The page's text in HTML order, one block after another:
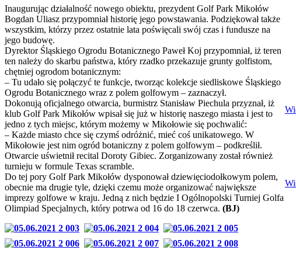
Inaugurując działalność nowego obiektu, prezydent Golf Park Mikołów
Bogdan Uliasz przypomniał historię jego powstawania. Podziękował także
wszystkim, którzy przez ostatnie lata poświęcali swój czas i fundusze na
jego budowę.
Dyrektor Śląskiego Ogrodu Botanicznego Paweł Koj przypomniał, iż teren
ten należy do skarbu państwa, który rzadko przekazuje grunty golfistom,
chętniej ogrodom botanicznym:
– Tu udało się połączyć te funkcje, tworząc kolekcje siedliskowe Śląskiego
Ogrodu Botanicznego wraz z polem golfowym – zaznaczył.
Dokonują oficjalnego otwarcia, burmistrz Stanisław Piechula przyznał, iż
klub Golf Park Mikołów wpisał się już w historię naszego miasta i jest to
jedno z tych miejsc, którym możemy w Mikołowie się pochwalić:
– Każde miasto chce się czymś odróżnić, mieć coś unikatowego. W
Mikołowie jest nim ogród botaniczny z polem golfowym – podkreślił.
Otwarcie uświetnił recital Doroty Gibiec. Zorganizowany został również
turnieju w formule Texas scramble.
Do tej pory Golf Park Mikołów dysponował dziewięciodołkowym polem,
obecnie ma drugie tyle, dzięki czemu może organizować największe
imprezy golfowe w kraju. Jedną z nich będzie I Ogólnopolski Turniej Golfa
Olimpiad Specjalnych, który potrwa od 16 do 18 czerwca. (BJ)